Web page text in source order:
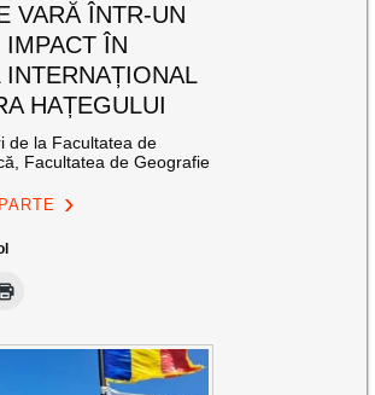
VARĂ ÎNTR-UN
ÎN
INTERNAȚIONAL
HAȚEGULUI
de la Facultatea de
Facultatea de Geografie